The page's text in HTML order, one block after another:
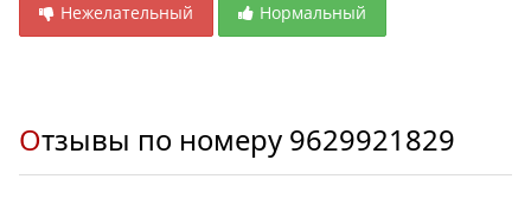
Нежелательный Нормальный
Отзывы по номеру 9629921829